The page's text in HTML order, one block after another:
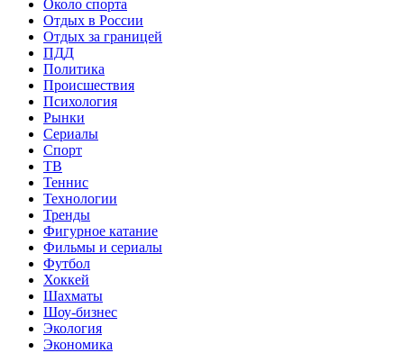
Около спорта
Отдых в России
Отдых за границей
ПДД
Политика
Происшествия
Психология
Рынки
Сериалы
Спорт
ТВ
Теннис
Технологии
Тренды
Фигурное катание
Фильмы и сериалы
Футбол
Хоккей
Шахматы
Шоу-бизнес
Экология
Экономика